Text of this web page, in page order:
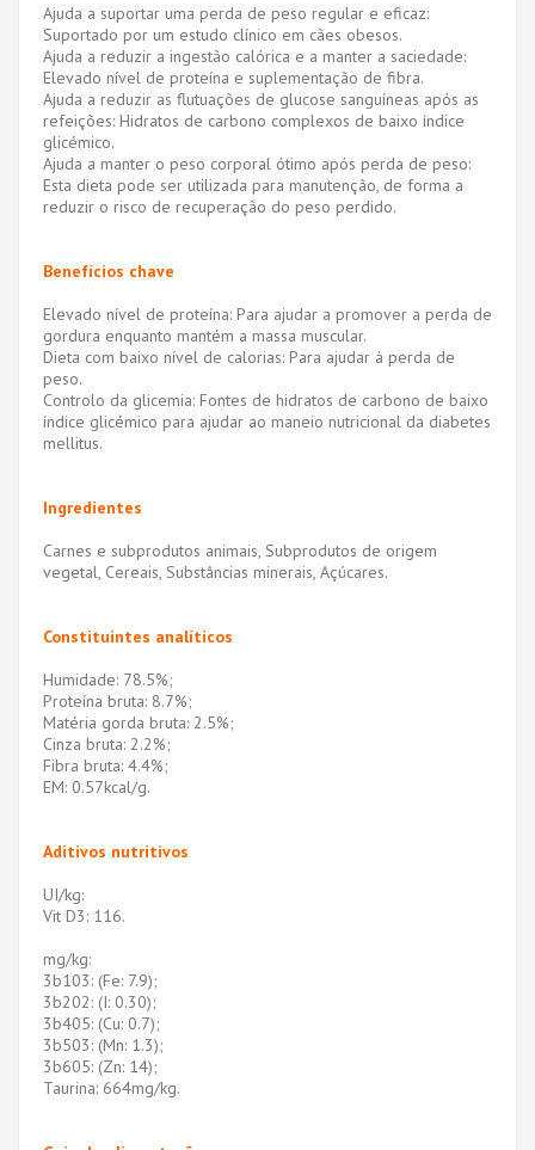
Ajuda a suportar uma perda de peso regular e eficaz:
Suportado por um estudo clínico em cães obesos.
Ajuda a reduzir a ingestão calórica e a manter a saciedade:
Elevado nível de proteína e suplementação de fibra.
Ajuda a reduzir as flutuações de glucose sanguíneas após as
refeições: Hidratos de carbono complexos de baixo índice
glicémico.
Ajuda a manter o peso corporal ótimo após perda de peso:
Esta dieta pode ser utilizada para manutenção, de forma a
reduzir o risco de recuperação do peso perdido.
Benefícios chave
Elevado nível de proteína: Para ajudar a promover a perda de
gordura enquanto mantém a massa muscular.
Dieta com baixo nível de calorias: Para ajudar à perda de
peso.
Controlo da glicemia: Fontes de hidratos de carbono de baixo
índice glicémico para ajudar ao maneio nutricional da diabetes
mellitus.
Ingredientes
Carnes e subprodutos animais, Subprodutos de origem
vegetal, Cereais, Substâncias minerais, Açúcares.
Constituintes analíticos
Humidade: 78.5%;
Proteína bruta: 8.7%;
Matéria gorda bruta: 2.5%;
Cinza bruta: 2.2%;
Fibra bruta: 4.4%;
EM: 0.57kcal/g.
Aditivos nutritivos
UI/kg:
Vit D3: 116.
mg/kg:
3b103: (Fe: 7.9);
3b202: (I: 0.30);
3b405: (Cu: 0.7);
3b503: (Mn: 1.3);
3b605: (Zn: 14);
Taurina: 664mg/kg.